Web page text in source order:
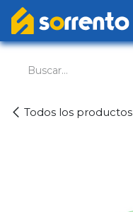
Ir al contenido
Todos los productos